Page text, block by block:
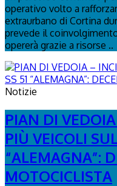
operativo volto a
extraurbano di Cortina
prevede il
opererà grazie a risorse ..
Notizie
PIAN DI
PIÙ VEICOLI
“ALEMAGNA”:
MOTOCICLISTA